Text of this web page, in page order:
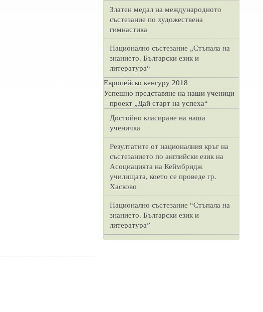
Златен медал на международното
състезание по художествена
гимнастика
Национално състезание „Стъпала на
знанието. Български език и
литература“
Европейско кенгуру 2018
Успешно представяне на наши ученици
– проект „Дай старт на успеха“
Достойно класиране на наша
ученичка
Резултатите от националния кръг на
състезанието по английски език на
Асоциацията на Кеймбридж
училищата, което се проведе гр.
Хасково
Национално състезание “Стъпала на
знанието. Български език и
литература”